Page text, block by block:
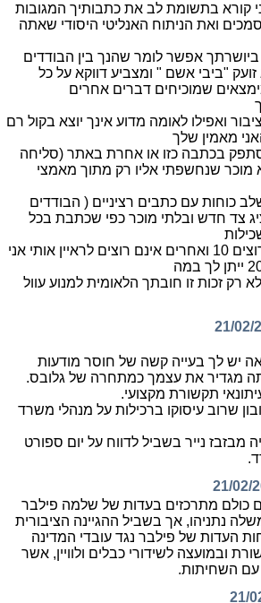
קורא בתשומת לב את כתבותיך המגובות
ואת הניתוח האנליטי היסודי שאתה
ביושרתך אפשר לומר שהנך בין הבודדים
"ביבי אשם " ומצביע דווקא על כל
שמוכיחים דברים אחרים
ואפילו לאומה מדוע אינך יוצא בקול רם
מאמין שלך
בכתבה כזו או אחרת באתר (סליחה
שנחשפתי אליו רק מתוך מאמצי
כוחות עם כתבים רציניים ( הבודדים
צד חדש ובלתי מוכר כפי שכתבת בכל
ואם תאמר ערוצים 10 ואחרים אינם רוצים לראיין אותי אני
רק זכות זו חובתך הלאומית למנוע עוול
21/02/
יש לך בעייה קשה של חוסר מודעות
מגדיר את עצמך כמתחרה של גלובס.
תקשורת מקצועי.
שרוב עיסוקו ברכילות על מנהלי משרד
מבזבז נייר בשביל לדווח על יום ספורט
21/02/
כולם מתרכזים בעדות של שלמה פילבר
נתניהו, אך בשביל ההגיינה הציבורית
העדות של פילבר נגד עובדי המדינה
ובמועצה לשידורי כבלים ולוויין, אשר
עם השחיתות.
21/